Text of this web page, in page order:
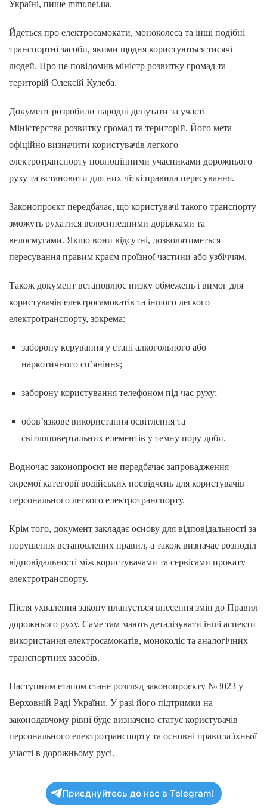
Україні, пише mmr.net.ua.
Йдеться про електросамокати, моноколеса та інші подібні
транспортні засоби, якими щодня користуються тисячі
людей. Про це повідомив міністр розвитку громад та
територій Олексій Кулеба.
Документ розробили народні депутати за участі
Міністерства розвитку громад та територій. Його мета –
офіційно визначити користувачів легкого
електротранспорту повноцінними учасниками дорожнього
руху та встановити для них чіткі правила пересування.
Законопроєкт передбачає, що користувачі такого транспорту
зможуть рухатися велосипедними доріжками та
велосмугами. Якщо вони відсутні, дозволятиметься
пересування правим краєм проїзної частини або узбіччям.
Також документ встановлює низку обмежень і вимог для
користувачів електросамокатів та іншого легкого
електротранспорту, зокрема:
заборону керування у стані алкогольного або
наркотичного сп’яніння;
заборону користування телефоном під час руху;
обов’язкове використання освітлення та
світлоповертальних елементів у темну пору доби.
Водночас законопроєкт не передбачає запровадження
окремої категорії водійських посвідчень для користувачів
персонального легкого електротранспорту.
Крім того, документ закладає основу для відповідальності за
порушення встановлених правил, а також визначає розподіл
відповідальності між користувачами та сервісами прокату
електротранспорту.
Після ухвалення закону планується внесення змін до Правил
дорожнього руху. Саме там мають деталізувати інші аспекти
використання електросамокатів, моноколіс та аналогічних
транспортних засобів.
Наступним етапом стане розгляд законопроєкту №3023 у
Верховній Раді України. У разі його підтримки на
законодавчому рівні буде визначено статус користувачів
персонального електротранспорту та основні правила їхньої
участі в дорожньому русі.
Приєднуйтесь до нас в Telegram!